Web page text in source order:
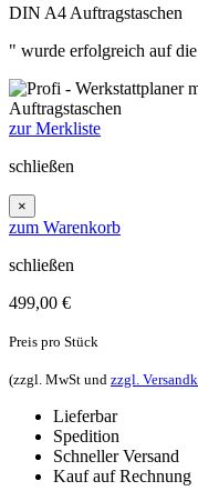
DIN A4 Auftragstaschen
" wurde erfolgreich auf
zur Merkliste
schließen
×
zum Warenkorb
schließen
499,00 €
Preis pro Stück
(zzgl. MwSt und zzgl.
Lieferbar
Spedition
Schneller Versand
Kauf auf Rechnung